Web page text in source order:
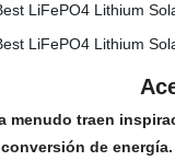
traen
de